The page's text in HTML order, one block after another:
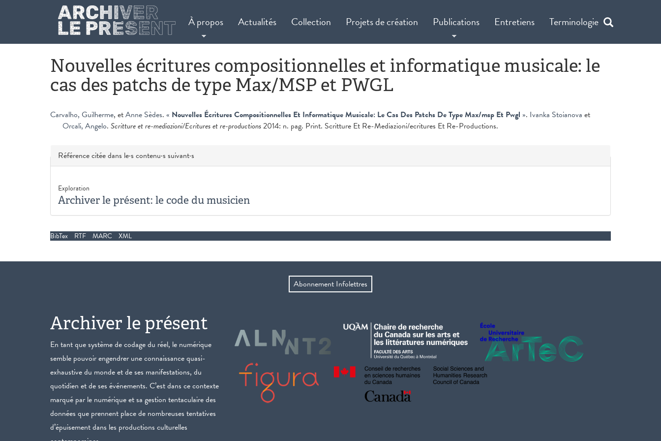
Aller au contenu principal
À propos Actualités Collection Projets de création Publications Entretiens Terminologie
Nouvelles écritures compositionnelles et informatique musicale: le
cas des patchs de type Max/MSP et PWGL
Carvalho, Guilherme, etAnne Sèdes. « Nouvelles Écritures Compositionnelles Et Informatique Musicale: Le Cas Des Patchs De Type Max/msp Et Pwgl ». Ivanka Stoianova et
Orcali, Angelo. Scritture et re-mediazioni/Ecritures et re-productions2014: n. pag. Print. Scritture Et Re-Mediazioni/ecritures Et Re-Productions.
Masquer
Référence citée dans le·s contenu·s suivant·s
Exploration
Archiver le présent: le code du musicien
BibTex RTF MARC XML
Abonnement Infolettres
Archiver le présent
En tant que système de codage du réel, le numérique
semble pouvoir engendrer une connaissance quasi-
exhaustive du monde et de ses manifestations, du
quotidien et de ses événements. C’est dans ce contexte
marqué par le numérique et sa gestion tentaculaire des
données que prennent place de nombreuses tentatives
d’épuisement dans les productions culturelles